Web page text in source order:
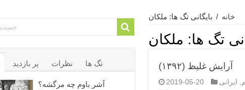
خانه / بایگانی تگ ها: ملکان
تگ ها: ملکان
آرایش غلیظ (۱۳۹۲)
2019-05-20 ایرانی
پر بازدید نظرات تگ ها
آشر باوم چه مرگشه؟